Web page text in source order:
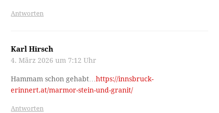
Antworten
Karl Hirsch
4. März 2026 um 7:12 Uhr
Hammam schon gehabt…https://innsbruck-
erinnert.at/marmor-stein-und-granit/
Antworten